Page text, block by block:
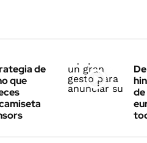
de
que
de